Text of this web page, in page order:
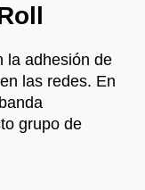
la adhesión de
las redes. En
grupo de